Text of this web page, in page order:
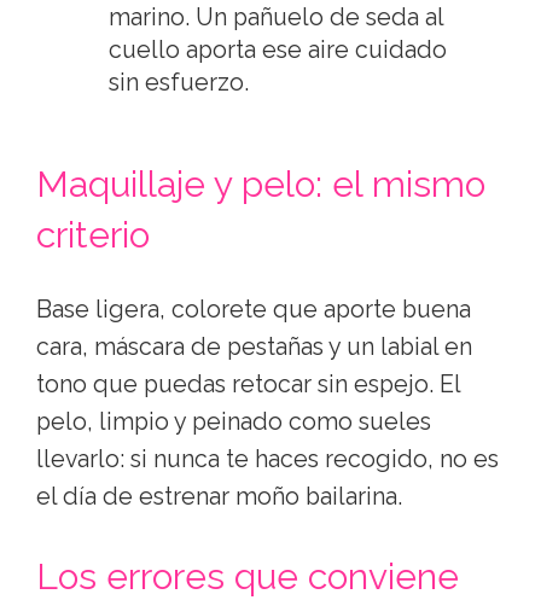
marino. Un pañuelo de seda al
cuello aporta ese aire cuidado
sin esfuerzo.
Maquillaje y pelo: el mismo
criterio
Base ligera, colorete que aporte buena
cara, máscara de pestañas y un labial en
tono que puedas retocar sin espejo. El
pelo, limpio y peinado como sueles
llevarlo: si nunca te haces recogido, no es
el día de estrenar moño bailarina.
Los errores que conviene